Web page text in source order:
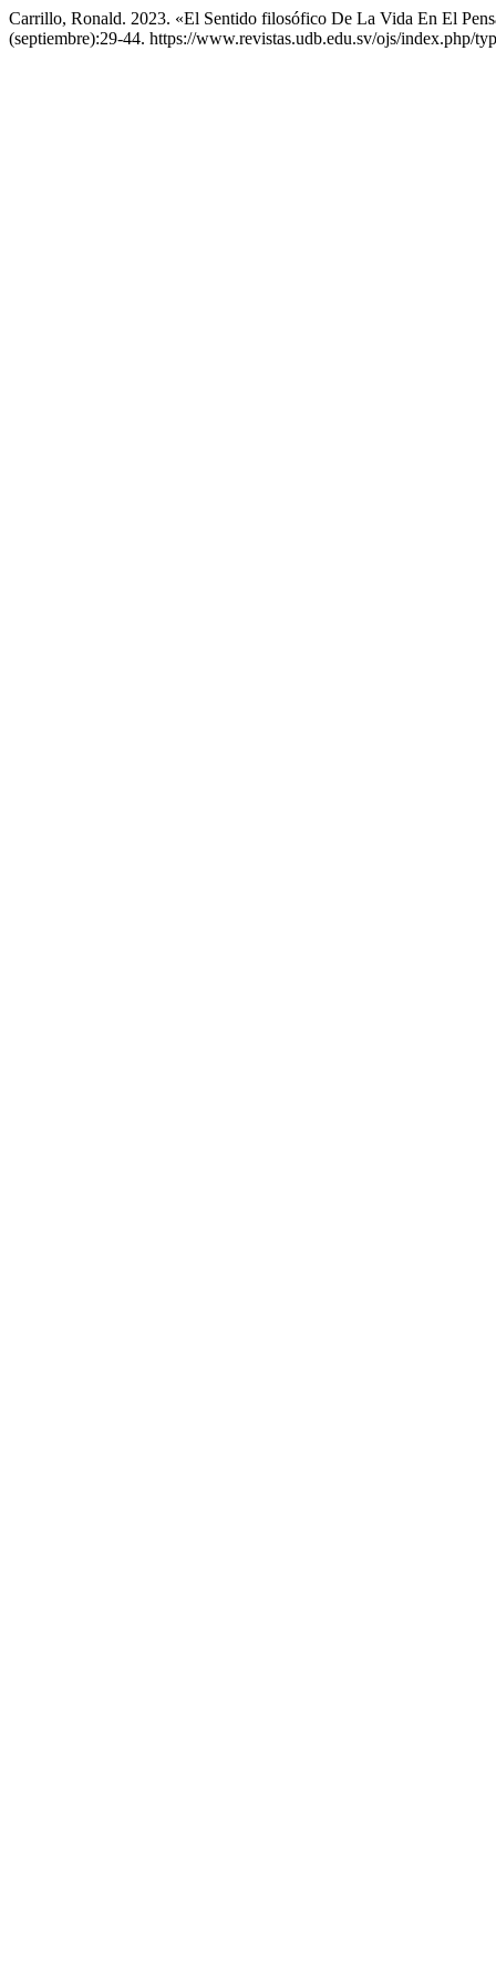
Carrillo, Ronald. 2023. «El Sentido filosófico De La Vida En El
(septiembre):29-44. https://www.revistas.udb.edu.sv/ojs/index.php/